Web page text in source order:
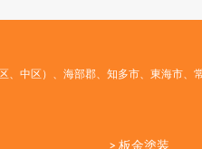
、中区）、海部郡、知多市、東海市、
> 板金塗装